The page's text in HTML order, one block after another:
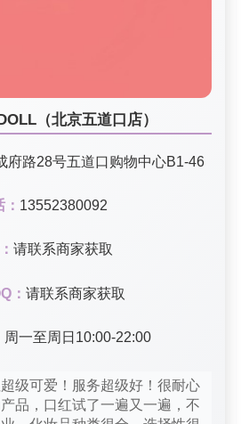
（北京五道口店）
府路28号五道口购物中心B1-46
13552380092
请联系商家获取
： 请联系商家获取
周一至周日10:00-22:00
级可爱！服务超级好！很耐心
品，口红试了一遍又一遍，不